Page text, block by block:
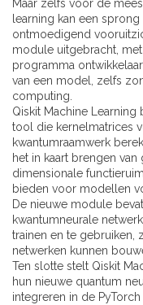
Maar zelfs voor de
learning kan een
ontmoedigend
module uitgebracht,
programma
van een model, zelfs
computing.
Qiskit Machine
tool die kernelmatrices
kwantumraamwerk
het in kaart brengen
dimensionale
bieden voor modellen
De nieuwe module
kwantumneurale
trainen en te gebruiken,
netwerken kunnen
Ten slotte stelt Qiskit
hun nieuwe quantum
integreren in de